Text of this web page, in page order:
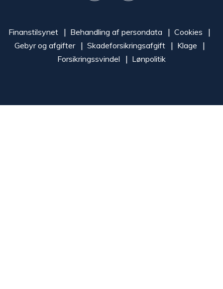
Finanstilsynet Behandling af persondata
Cookies
Gebyr og afgifter
Skadeforsikringsafgift
Klage
Forsikringssvindel
Lønpolitik